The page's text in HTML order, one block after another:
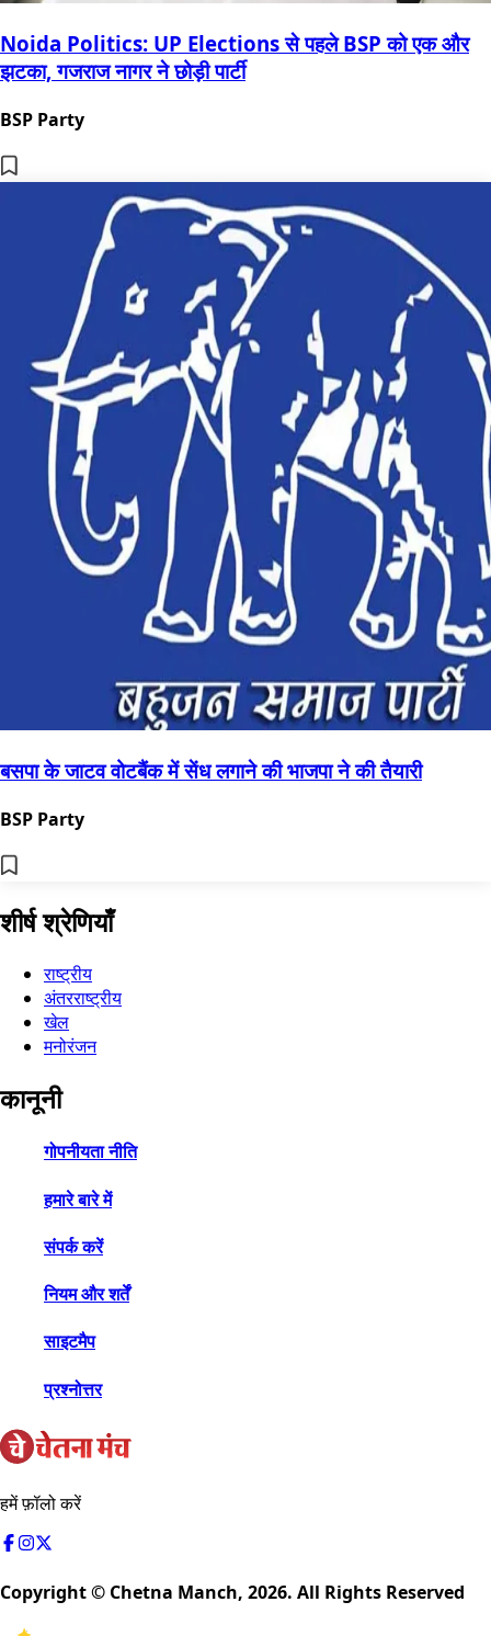
Noida Politics: UP Elections से पहले BSP को एक और
झटका, गजराज नागर ने छोड़ी पार्टी
BSP Party
बसपा के जाटव वोटबैंक में सेंध लगाने की भाजपा ने की तैयारी
BSP Party
शीर्ष श्रेणियाँ
राष्ट्रीय
अंतरराष्ट्रीय
खेल
मनोरंजन
कानूनी
गोपनीयता नीति
हमारे बारे में
संपर्क करें
नियम और शर्तें
साइटमैप
प्रश्नोत्तर
हमें फ़ॉलो करें
Copyright © Chetna Manch, 2026. All Rights Reserved